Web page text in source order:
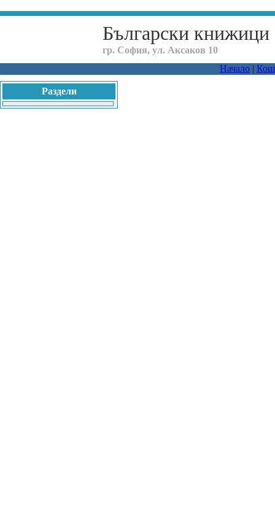
Български книжици
гр. София, ул. Аксаков 10
Начало |
Раздели